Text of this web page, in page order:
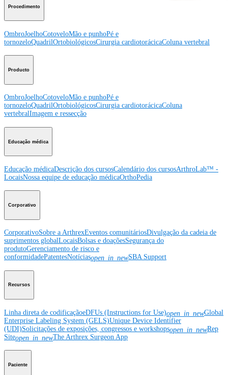
Procedimento
OmbroJoelhoCotoveloMão e punhoPé e
tornozeloQuadrilOrtobiológicosCirurgia cardiotorácicaColuna vertebral
Producto
OmbroJoelhoCotoveloMão e punhoPé e
tornozeloQuadrilOrtobiológicosCirurgia cardiotorácicaColuna
vertebralImagem e ressecção
Educação médica
Educação médicaDescrição dos cursosCalendário dos cursosArthroLab™ -
LocaisNossa equipe de educação médicaOrthoPedia
Corporativo
CorporativoSobre a ArthrexEventos comunitáriosDivulgação da cadeia de
suprimentos globalLocaisBolsas e doaçõesSegurança do
produtoGerenciamento de risco e
conformidadePatentesNotíciasopen_in_newSBA Support
Recursos
Linha direta de codificaçãoeDFUs (Instructions for Use)open_in_newGlobal
Enterprise Labeling System (GELS)Unique Device Identifier
(UDI)Solicitações de exposições, congressos e workshopsopen_in_newRep
Siteopen_in_newThe Arthrex Surgeon App
Paciente